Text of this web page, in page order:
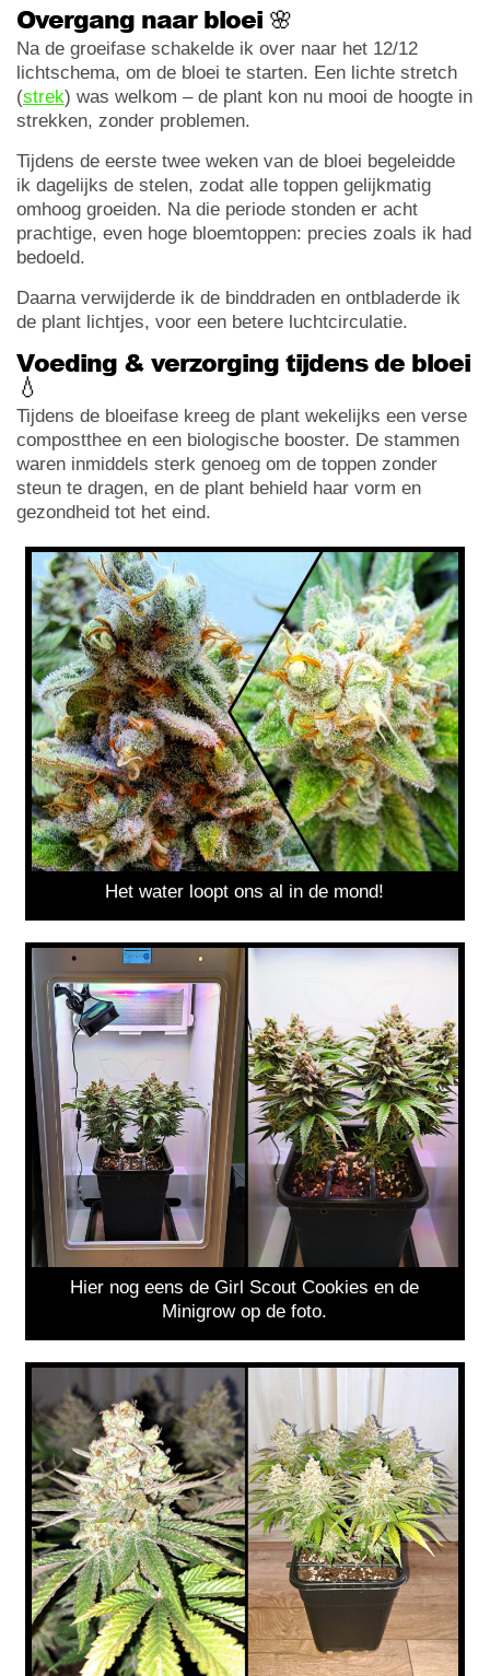
Overgang naar bloei 🌸
Na de groeifase schakelde ik over naar het 12/12
lichtschema, om de bloei te starten. Een lichte stretch
(strek) was welkom – de plant kon nu mooi de hoogte in
strekken, zonder problemen.
Tijdens de eerste twee weken van de bloei begeleidde
ik dagelijks de stelen, zodat alle toppen gelijkmatig
omhoog groeiden. Na die periode stonden er acht
prachtige, even hoge bloemtoppen: precies zoals ik had
bedoeld.
Daarna verwijderde ik de binddraden en ontbladerde ik
de plant lichtjes, voor een betere luchtcirculatie.
Voeding & verzorging tijdens de bloei
💧
Tijdens de bloeifase kreeg de plant wekelijks een verse
compostthee en een biologische booster. De stammen
waren inmiddels sterk genoeg om de toppen zonder
steun te dragen, en de plant behield haar vorm en
gezondheid tot het eind.
Het water loopt ons al in de mond!
Hier nog eens de Girl Scout Cookies en de
Minigrow op de foto.